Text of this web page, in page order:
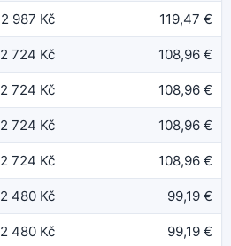
2 987 Kč 119,47 €
2 724 Kč 108,96 €
2 724 Kč 108,96 €
2 724 Kč 108,96 €
2 724 Kč 108,96 €
2 480 Kč 99,19 €
2 480 Kč 99,19 €